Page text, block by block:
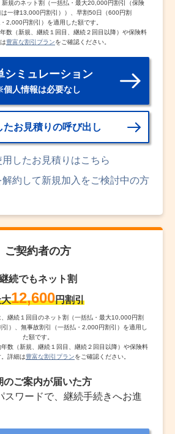
規のネット割（一括払・最大20,000円割引（保険
一律13,000円割引））、早割50日（600円割
2,000円割引）を適用した額です。
数（新規、継続１回目、継続２回目以降）や保険料
豊富な割引プランをご確認ください。
シミュレーション
人情報は必要なし
たお見積りの呼び出し
したお見積りはこちら
約して新規加入をご検討中の方
ご契約者の方
続でもネット割
12,600円割引
継続１回目のネット割（一括払・最大10,000円割
）、無事故割引（一括払・2,000円割引）を適用し
た額です。
数（新規、継続１回目、継続２回目以降）や保険料
詳細は豊富な割引プランをご確認ください。
のご案内が届いた方
スワードで、継続手続きへお進